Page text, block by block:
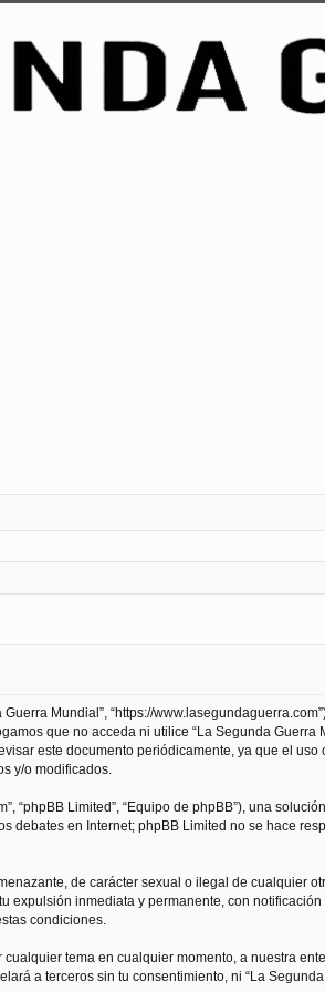
Mundial”, “https://
que no acceda ni utilice “La Segunda
este documento periódicamente, ya que el
y/o modificados.
“phpBB Limited”, “Equipo de phpBB”), una
debates en Internet; phpBB Limited no se hace
de carácter sexual o ilegal de cualquier
inmediata y permanente, con
condiciones.
tema en cualquier momento, a nuestra
a terceros sin tu consentimiento, ni “La